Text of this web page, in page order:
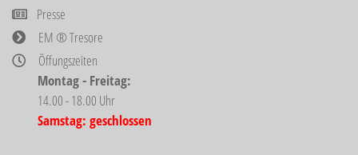
Presse
EM ® Tresore
Öffungszeiten
Montag - Freitag:
14.00 - 18.00 Uhr
Samstag: geschlossen